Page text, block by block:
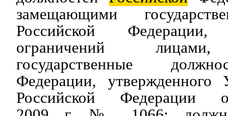
замещающими
Российской
ограничений
государственные
Федерации, утвержденного
Российской Федерации